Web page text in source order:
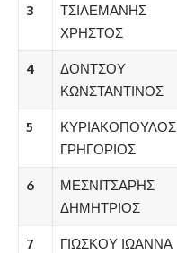
3
ΤΣΙΛΕΜΑΝΗΣ
ΧΡΗΣΤΟΣ
4
ΔΟΝΤΣΟΥ
ΚΩΝΣΤΑΝΤΙΝΟΣ
5
ΚΥΡΙΑΚΟΠΟΥΛΟΣ
ΓΡΗΓΟΡΙΟΣ
6
ΜΕΣΝΙΤΣΑΡΗΣ
ΔΗΜΗΤΡΙΟΣ
7 ΓΙΩΣΚΟΥ ΙΩΑΝΝΑ